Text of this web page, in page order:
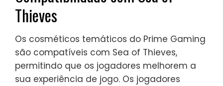
Thieves
Os cosméticos temáticos do Prime Gaming
são compatíveis com Sea of Thieves,
permitindo que os jogadores melhorem a
sua experiência de jogo. Os jogadores